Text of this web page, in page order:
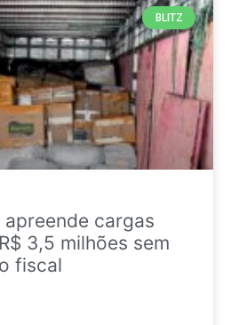
BLITZ
cargas
3,5 milhões sem
fiscal